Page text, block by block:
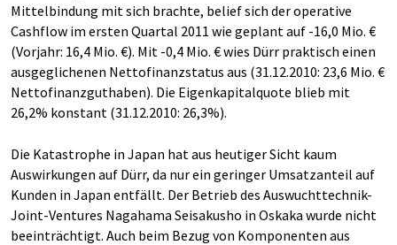
Mittelbindung mit sich brachte, belief sich der operative
Cashflow im ersten Quartal 2011 wie geplant auf -16,0 Mio. €
(Vorjahr: 16,4 Mio. €). Mit -0,4 Mio. € wies Dürr praktisch einen
ausgeglichenen Nettofinanzstatus aus (31.12.2010: 23,6 Mio. €
Nettofinanzguthaben). Die Eigenkapitalquote blieb mit
26,2% konstant (31.12.2010: 26,3%).
Die Katastrophe in Japan hat aus heutiger Sicht kaum
Auswirkungen auf Dürr, da nur ein geringer Umsatzanteil auf
Kunden in Japan entfällt. Der Betrieb des Auswuchttechnik-
Joint-Ventures Nagahama Seisakusho in Oskaka wurde nicht
beeinträchtigt. Auch beim Bezug von Komponenten aus